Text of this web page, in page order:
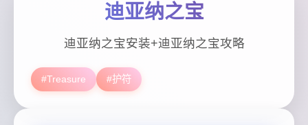
迪亚纳之宝
迪亚纳之宝安装+迪亚纳之宝攻略
#Treasure #护符